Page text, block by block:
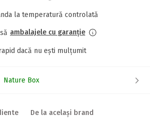
la temperatură controlată
ambalajele cu garanție
dacă nu ești mulțumit
Nature Box
De la același brand